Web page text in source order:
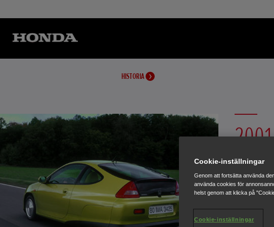
HISTORIA
INTÅG
För
Sjunde
nya
Cookie-inställningar
Genom att fortsätta använda
använda cookies för
helst genom att klicka på
Cookie-inställningar